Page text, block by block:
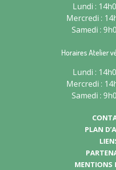
Lundi :
Mercredi :
Samedi :
Horaires Atelier
Lundi :
Mercredi :
Samedi :
PLAN
MENTIONS